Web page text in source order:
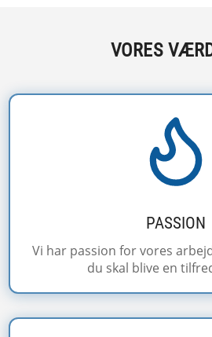
VORES
PASSION
Vi har passion for vores
du skal blive en